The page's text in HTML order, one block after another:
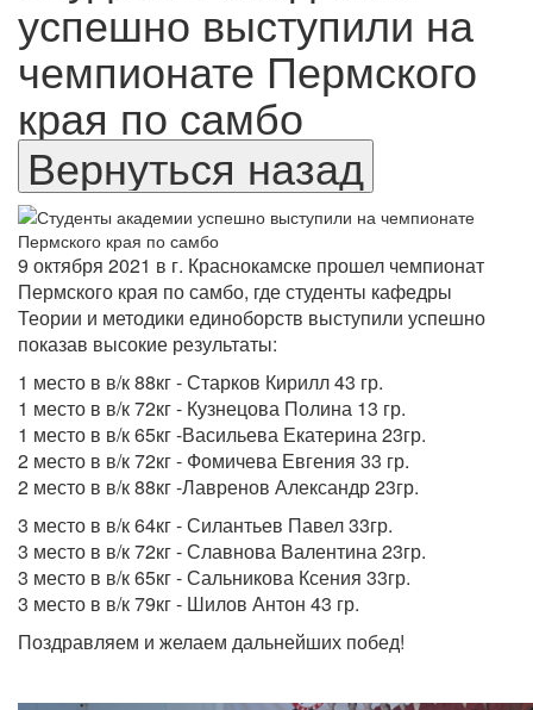
успешно выступили на
чемпионате Пермского
края по самбо
9 октября 2021 в г. Краснокамске прошел чемпионат
Пермского края по самбо, где студенты кафедры
Теории и методики единоборств выступили успешно
показав высокие результаты:
1 место в в/к 88кг - Старков Кирилл 43 гр.
1 место в в/к 72кг - Кузнецова Полина 13 гр.
1 место в в/к 65кг -Васильева Екатерина 23гр.
2 место в в/к 72кг - Фомичева Евгения 33 гр.
2 место в в/к 88кг -Лавренов Александр 23гр.
3 место в в/к 64кг - Силантьев Павел 33гр.
3 место в в/к 72кг - Славнова Валентина 23гр.
3 место в в/к 65кг - Сальникова Ксения 33гр.
3 место в в/к 79кг - Шилов Антон 43 гр.
Поздравляем и желаем дальнейших побед!